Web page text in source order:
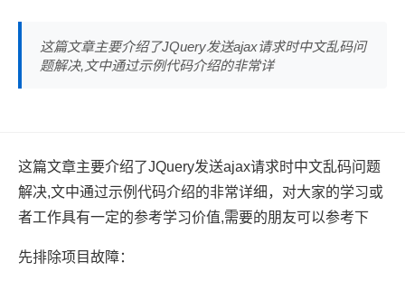
这篇文章主要介绍了JQuery发送ajax请求时中文乱码问
题解决,文中通过示例代码介绍的非常详
这篇文章主要介绍了JQuery发送ajax请求时中文乱码问题
解决,文中通过示例代码介绍的非常详细，对大家的学习或
者工作具有一定的参考学习价值,需要的朋友可以参考下
先排除项目故障：